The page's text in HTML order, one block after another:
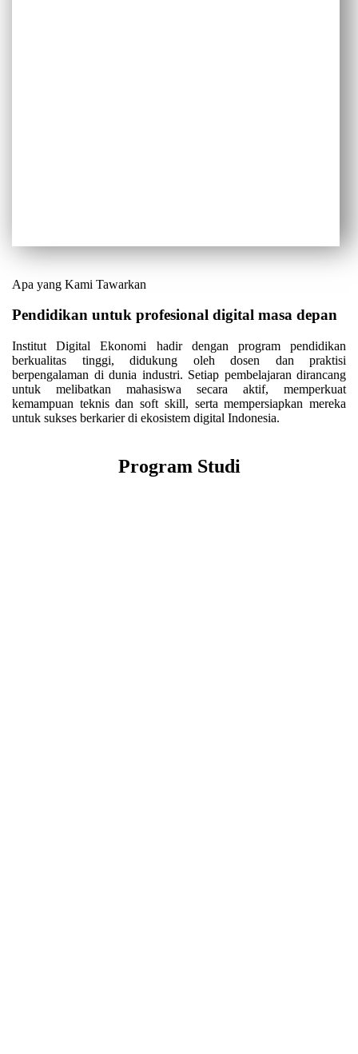
Apa yang Kami Tawarkan
Pendidikan untuk profesional digital masa depan
Institut Digital Ekonomi hadir dengan program pendidikan
berkualitas tinggi, didukung oleh dosen dan praktisi
berpengalaman di dunia industri. Setiap pembelajaran dirancang
untuk melibatkan mahasiswa secara aktif, memperkuat
kemampuan teknis dan soft skill, serta mempersiapkan mereka
untuk sukses berkarier di ekosistem digital Indonesia.
Program Studi